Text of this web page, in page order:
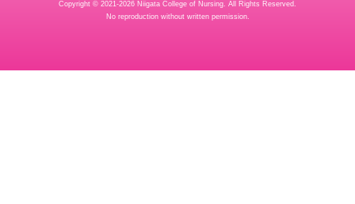
Copyright © 2021-2026 Niigata College of Nursing. All Rights Reserved.
No reproduction without written permission.